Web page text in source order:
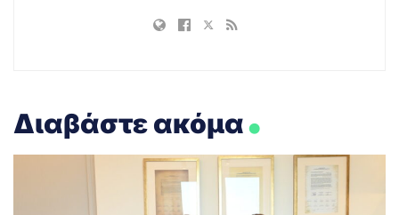
Διαβάστε ακόμα.